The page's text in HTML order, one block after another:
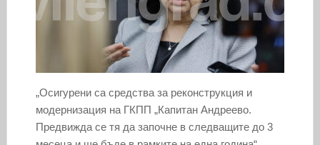
„Осигурени са средства за реконструкция и
модернизация на ГКПП „Капитан Андреево.
Предвижда се тя да започне в следващите до 3